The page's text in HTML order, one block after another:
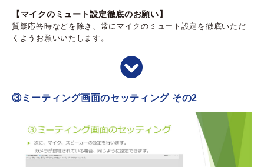
【マイクのミュート設定徹底のお願い】
質疑応答時などを除き、常にマイクのミュート設定を徹底いただ
くようお願いいたします。
③ミーティング画面のセッティング その2